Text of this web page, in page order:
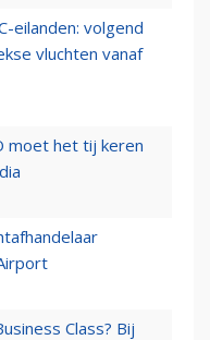
eilanden: volgend
vluchten vanaf
moet het tij keren
Class? Bij